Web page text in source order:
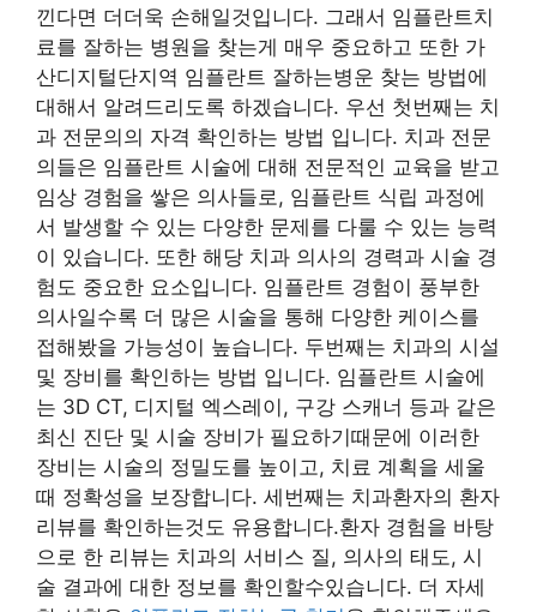
낀다면 더더욱 손해일것입니다. 그래서 임플란트치
료를 잘하는 병원을 찾는게 매우 중요하고 또한 가
산디지털단지역 임플란트 잘하는병운 찾는 방법에
대해서 알려드리도록 하겠습니다. 우선 첫번째는 치
과 전문의의 자격 확인하는 방법 입니다. 치과 전문
의들은 임플란트 시술에 대해 전문적인 교육을 받고
임상 경험을 쌓은 의사들로, 임플란트 식립 과정에
서 발생할 수 있는 다양한 문제를 다룰 수 있는 능력
이 있습니다. 또한 해당 치과 의사의 경력과 시술 경
험도 중요한 요소입니다. 임플란트 경험이 풍부한
의사일수록 더 많은 시술을 통해 다양한 케이스를
접해봤을 가능성이 높습니다. 두번째는 치과의 시설
및 장비를 확인하는 방법 입니다. 임플란트 시술에
는 3D CT, 디지털 엑스레이, 구강 스캐너 등과 같은
최신 진단 및 시술 장비가 필요하기때문에 이러한
장비는 시술의 정밀도를 높이고, 치료 계획을 세울
때 정확성을 보장합니다. 세번째는 치과환자의 환자
리뷰를 확인하는것도 유용합니다.환자 경험을 바탕
으로 한 리뷰는 치과의 서비스 질, 의사의 태도, 시
술 결과에 대한 정보를 확인할수있습니다. 더 자세